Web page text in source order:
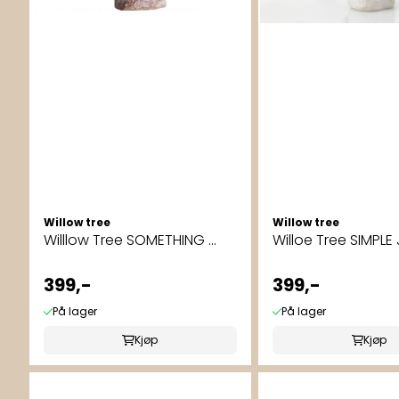
Willow tree
Willlow Tree SOMETHING ...
399,-
På lager
Kjøp
Willow tree
Willoe Tree SIMPLE
399,-
På lager
Kjøp